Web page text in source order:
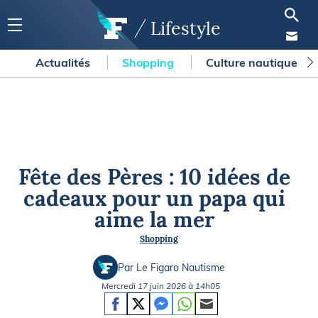
Lifestyle
Actualités Shopping Culture nautique
Fête des Pères : 10 idées de
cadeaux pour un papa qui
aime la mer
Shopping
Par Le Figaro Nautisme
Mercredi 17 juin 2026 à 14h05